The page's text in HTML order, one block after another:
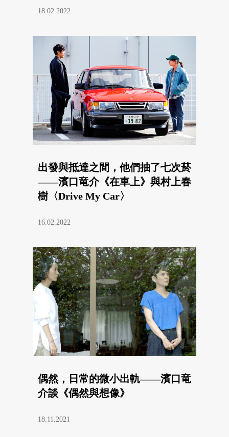
18.02.2022
出發與抵達之間，他們抽了七次菸
——濱口竜介《在車上》與村上春
樹〈Drive My Car〉
16.02.2022
偶然，日常的微小出軌——濱口竜
介談《偶然與想像》
18.11.2021